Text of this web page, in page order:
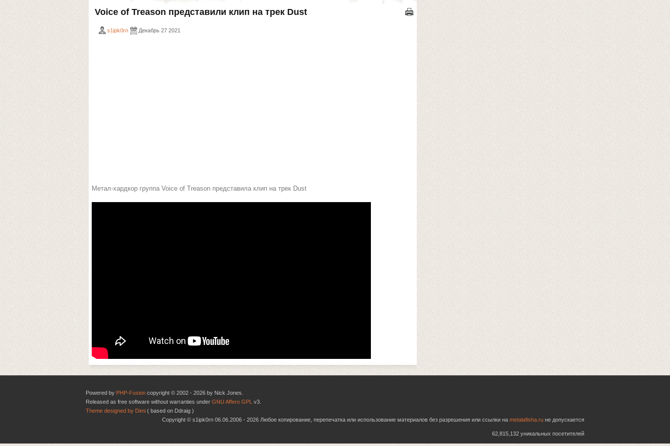
Voice of Treason представили клип на трек Dust
s1ipk0rn Декабрь 27 2021
Метал-хардкор группа Voice of Treason представила клип на трек Dust
Powered by PHP-Fusion copyright © 2002 - 2026 by Nick Jones.
Released as free software without warranties under GNU Affero GPL v3.
Theme designed by Dimi ( based on Ddraig )
Copyright © s1ipk0rn 06.06.2006 - 2026 Любое копирование, перепечатка или использование материалов без разрешения или ссылки на metalafisha.ru не допускается
62,815,132 уникальных посетителей